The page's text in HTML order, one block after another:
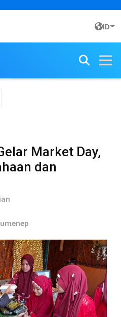
ID
Market Day,
dan